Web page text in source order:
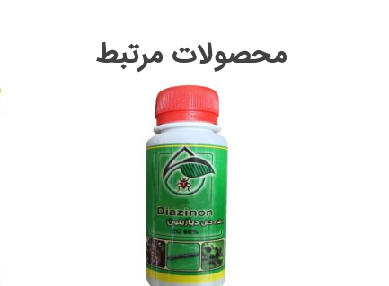
محصولات مرتبط